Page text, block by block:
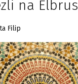
na Elbrus
Filip